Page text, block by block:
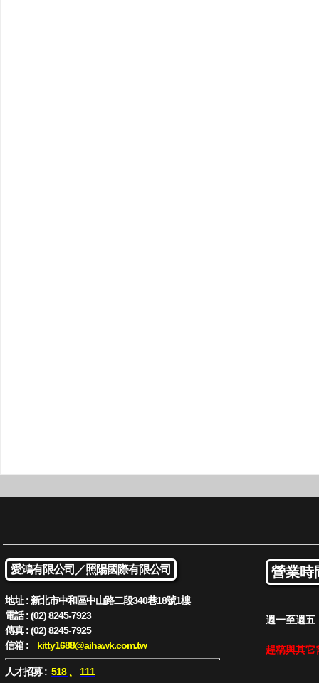
愛鴻有限公司／照陽國際有限公司
地址 : 新北市中和區中山路二段340巷18號1樓
電話 : (02) 8245-7923
傳真 : (02) 8245-7925
信箱 :
kitty1688@aihawk.com.tw
人才招募 : 518、 111
營業時
週一至週
趕稿與其它